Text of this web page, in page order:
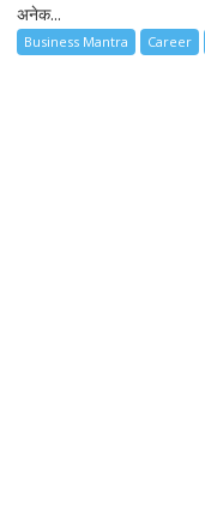
अनेक...
Business Mantra Career